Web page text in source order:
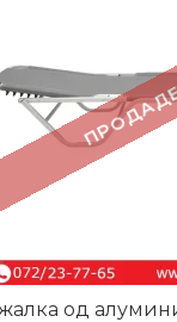
од